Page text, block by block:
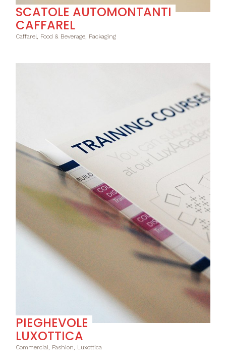
SCATOLE AUTOMONTANTI
CAFFAREL
Caffarel, Food & Beverage, Packaging
PIEGHEVOLE
LUXOTTICA
Commercial, Fashion, Luxottica